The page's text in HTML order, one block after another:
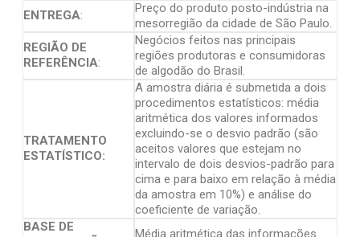
ENTREGA:
Preço do produto posto-indústria na
mesorregião da cidade de São Paulo.
REGIÃO DE
REFERÊNCIA:
Negócios feitos nas principais
regiões produtoras e consumidoras
de algodão do Brasil.
TRATAMENTO
ESTATÍSTICO:
A amostra diária é submetida a dois
procedimentos estatísticos: média
aritmética dos valores informados
excluindo-se o desvio padrão (são
aceitos valores que estejam no
intervalo de dois desvios-padrão para
cima e para baixo em relação à média
da amostra em 10%) e análise do
coeficiente de variação.
BASE DE
Média aritmética das informações